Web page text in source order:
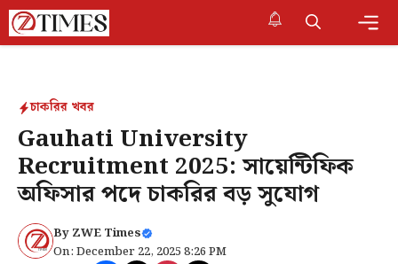
Skip
to
content
চাকরির খবর
Gauhati University
Recruitment 2025: সায়েন্টিফিক
অফিসার পদে চাকরির বড় সুযোগ
ByZWE Times
On: December 22, 2025 8:26 PM